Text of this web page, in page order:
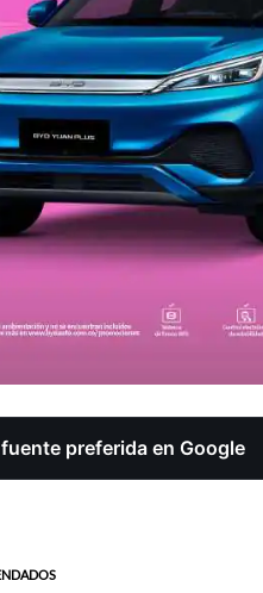
preferida en Google